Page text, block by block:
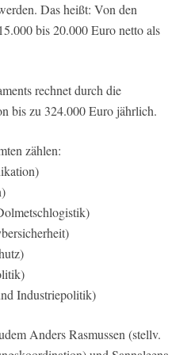
Das heißt: Von den
bis 20.000 Euro netto als
rechnet durch die
bis zu 324.000 Euro jährlich.
zählen:
Industriepolitik)
Anders Rasmussen (stellv.